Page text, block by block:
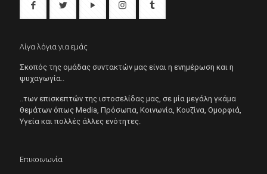
Λίγα λόγια για εμάς
Σκοπός της ομάδας συντακτών μας είναι η ενημέρωση και η
ψυχαγωγία..
..των επισκεπτών της ιστοσελίδας μας, σε μία μεγάλη γκάμα
θεμάτων όπως Μedia, Πρόσωπα, Κοινωνία, Κουζίνα, Ομορφιά,
Υγεία και πολλές άλλες ενότητες.
Επικοινωνία